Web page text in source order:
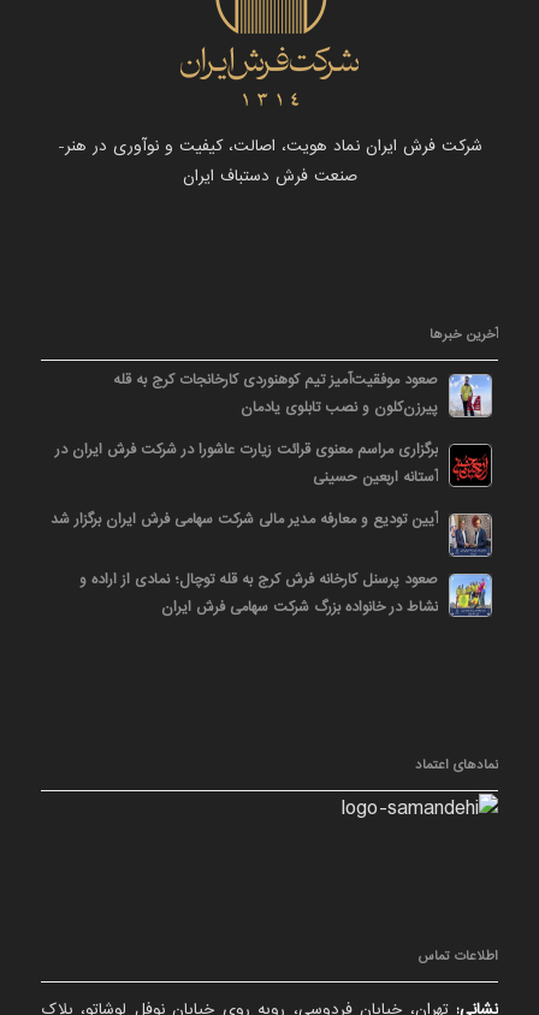
شرکت فرش ایران نماد هویت، اصالت، کیفیت و نوآوری در هنر-
صنعت فرش دستباف ایران
آخرین خبرها
صعود موفقیت‌آمیز تیم کوهنوردی کارخانجات کرج به قله
پیرزن‌کلون و نصب تابلوی یادمان
برگزاری مراسم معنوی قرائت زیارت عاشورا در شرکت فرش ایران در
آستانه اربعین حسینی
آیین تودیع و معارفه مدیر مالی شرکت سهامی فرش ایران برگزار شد
صعود پرسنل کارخانه فرش کرج به قله توچال؛ نمادی از اراده و
نشاط در خانواده بزرگ شرکت سهامی فرش ایران
نمادهای اعتماد
اطلاعات تماس
نشانی: تهران، خیابان فردوسی، روبه روی خیابان نوفل لوشاتو، پلاک